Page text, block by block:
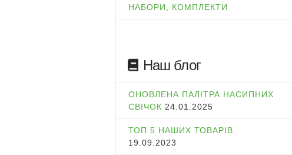
НАБОРИ, КОМПЛЕКТИ
Наш блог
ОНОВЛЕНА ПАЛІТРА НАСИПНИХ
СВІЧОК 24.01.2025
ТОП 5 НАШИХ ТОВАРІВ
19.09.2023